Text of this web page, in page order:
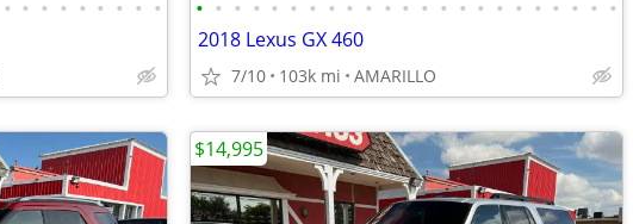
• • • • • • • • • • • • • • • • • • • • • • • • • • • • • • • •
2018 Lexus GX 460
7/10 103k mi AMARILLO
$14,995